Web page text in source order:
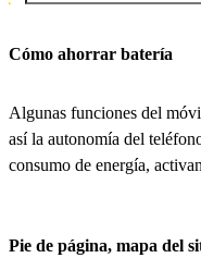
Cómo ahorrar batería
Algunas funciones del
así la autonomía del
consumo de energía,
Pie de página, mapa del